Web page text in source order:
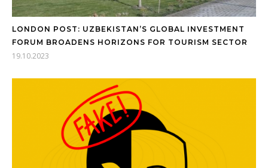
LONDON POST: UZBEKISTAN’S GLOBAL INVESTMENT
FORUM BROADENS HORIZONS FOR TOURISM SECTOR
19.10.2023